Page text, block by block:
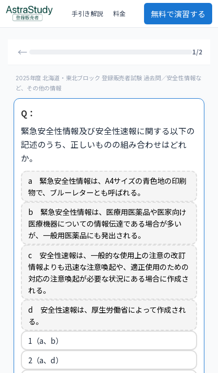
手引き解説 料金 無料で演習する
← 1/2
2025年度 北海道・東北ブロック 登録販売者試験 過去問／安全性情報な
ど、その他の情報
Q：
緊急安全性情報及び安全性速報に関する以下の
記述のうち、正しいものの組み合わせはどれ
か。
a 緊急安全性情報は、A4サイズの青色地の印刷
物で、ブルーレターとも呼ばれる。
b 緊急安全性情報は、医療用医薬品や医家向け
医療機器についての情報伝達である場合が多い
が、一般用医薬品にも発出される。
c 安全性速報は、一般的な使用上の注意の改訂
情報よりも迅速な注意喚起や、適正使用のための
対応の注意喚起が必要な状況にある場合に作成さ
れる。
d 安全性速報は、厚生労働省によって作成され
る。
1（a、b）
2（a、d）